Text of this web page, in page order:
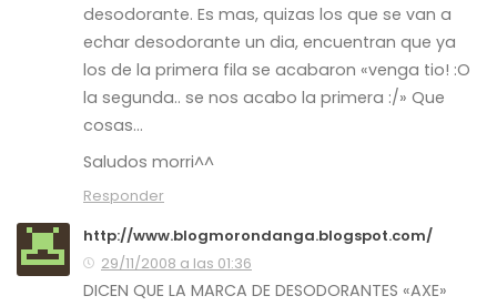
desodorante. Es mas, quizas los que se van a
echar desodorante un dia, encuentran que ya
los de la primera fila se acabaron «venga tio! :O
la segunda.. se nos acabo la primera :/» Que
cosas…
Saludos morri^^
Responder
http://www.blogmorondanga.blogspot.com/
29/11/2008 a las 01:36
DICEN QUE LA MARCA DE DESODORANTES «AXE»